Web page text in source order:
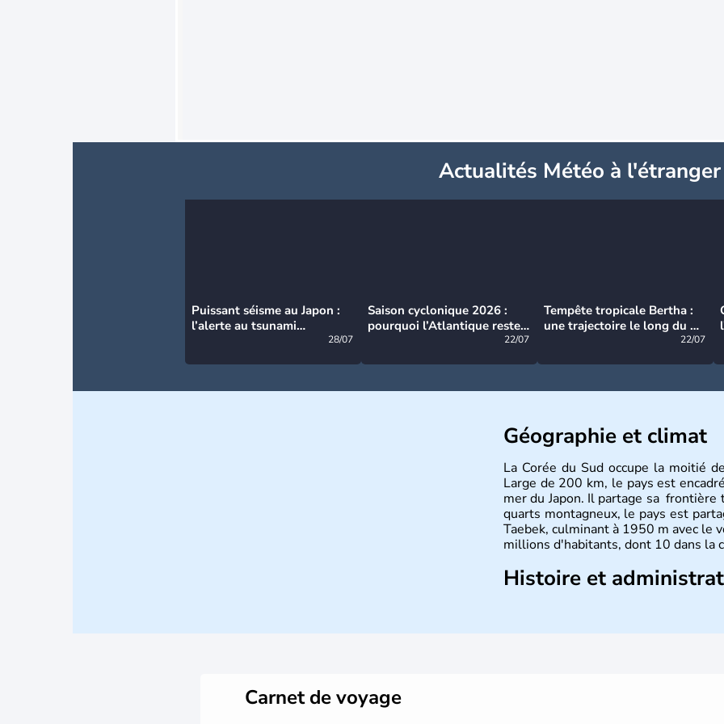
Actualités Météo à l'étranger
Puissant séisme au Japon :
l’alerte au tsunami
28/07
Saison cyclonique 2026 :
pourquoi l’Atlantique reste
22/07
Tempête tropicale Bertha :
une trajectoire le long du du
22/07
Géographie et climat
La Corée du Sud occupe la moitié
Large de 200 km, le pays est
mer du Japon. Il partage sa
quarts montagneux, le pays est
Taebek, culminant à 1950 m avec le
millions d'habitants, dont 10 dans la
Histoire et
Carnet de voyage